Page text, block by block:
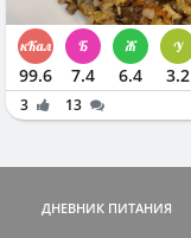
99.6 7.4 6.4 3.2
3 13
ДНЕВНИК ПИТАНИЯ